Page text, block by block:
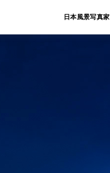
日本風景写真